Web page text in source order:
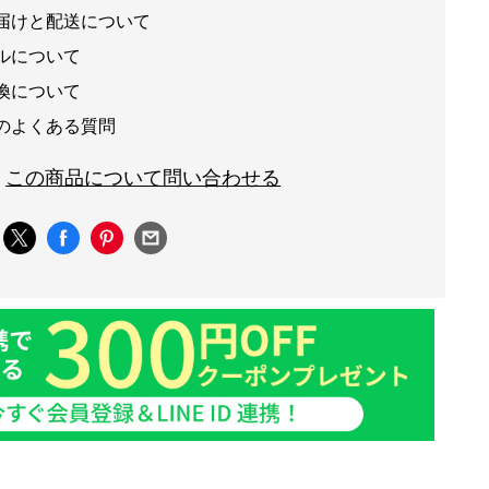
けと配送について
について
について
よくある質問
この商品について問い合わせる